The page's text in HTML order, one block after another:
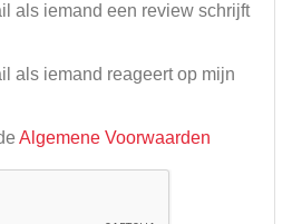
als iemand een review schrijft
als iemand reageert op mijn
Algemene Voorwaarden